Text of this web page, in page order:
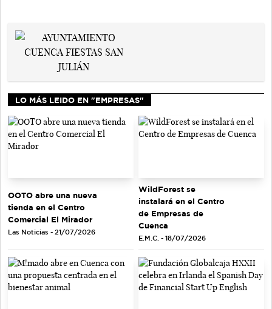
LO MÁS LEIDO EN "EMPRESAS"
OOTO abre una nueva
tienda en el Centro
Comercial El Mirador
Las Noticias - 21/07/2026
WildForest se
instalará en el Centro
de Empresas de
Cuenca
E.M.C. - 18/07/2026